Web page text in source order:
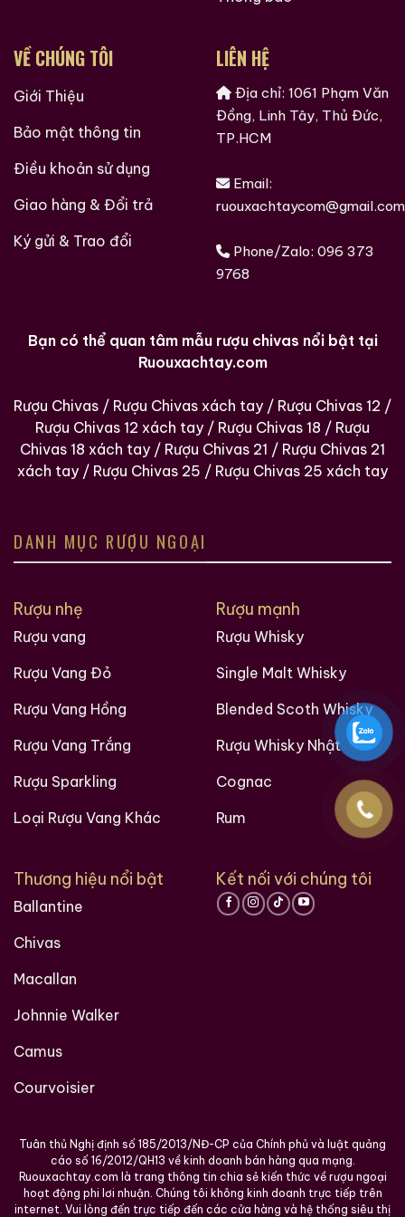
Hàng Ngàn Khách Hàng Của ruouxachtay.com
Ruouxachtay.com
VỀ CHÚNG TÔI
Giới Thiệu
Bảo mật thông tin
Điều khoản sử dụng
Giao hàng & Đổi trả
Ký gửi & Trao đổi
LIÊN HỆ
Địa chỉ: 1061 Phạm Văn
Đồng, Linh Tây, Thủ Đức,
TP.HCM
Email:
ruouxachtaycom@gmail.com
Phone/Zalo: 096 373
9768
Bạn có thể quan tâm mẫu rượu chivas nổi bật tại
Ruouxachtay.com
Rượu Chivas / Rượu Chivas xách tay / Rượu Chivas 12 /
Rượu Chivas 12 xách tay / Rượu Chivas 18 / Rượu
Chivas 18 xách tay / Rượu Chivas 21 / Rượu Chivas 21
xách tay / Rượu Chivas 25 / Rượu Chivas 25 xách tay
DANH MỤC RƯỢU NGOẠI
Rượu nhẹ
Rượu vang
Rượu Vang Đỏ
Rượu Vang Hồng
Rượu Vang Trắng
Rượu Sparkling
Loại Rượu Vang Khác
Rượu mạnh
Rượu Whisky
Single Malt Whisky
Blended Scoth Whisky
Rượu Whisky Nhật
Cognac
Rum
Thương hiệu nổi bật
Ballantine
Chivas
Macallan
Johnnie Walker
Camus
Courvoisier
Kết nối với chúng tôi
Tuân thủ Nghị định số 185/2013/NĐ-CP của Chính phủ và luật quảng
cáo số 16/2012/QH13 về kinh doanh bán hàng qua mạng.
Ruouxachtay.com là trang thông tin chia sẻ kiến thức về rượu ngoại
hoạt động phi lơi nhuận. Chúng tôi không kinh doanh trực tiếp trên
internet. Vui lòng đến trực tiếp đến các cửa hàng và hệ thống siêu thị